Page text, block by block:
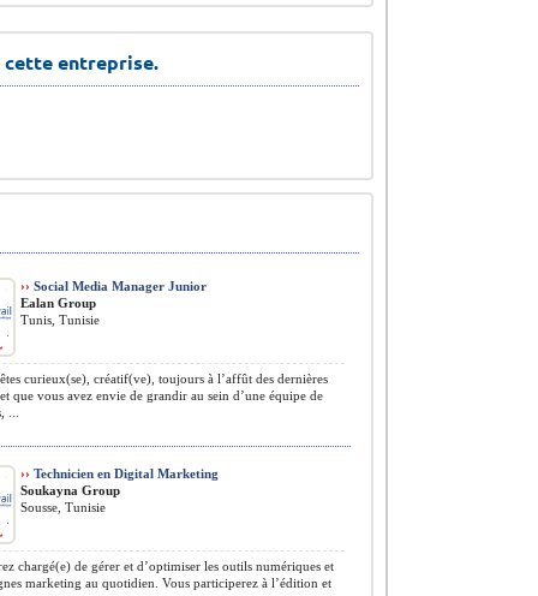
cette entreprise.
›› Social Media Manager Junior
Ealan Group
Tunis, Tunisie
curieux(se), créatif(ve), toujours à l’affût des dernières
que vous avez envie de grandir au sein d’une équipe de
...
›› Technicien en Digital Marketing
Soukayna Group
Sousse, Tunisie
chargé(e) de gérer et d’optimiser les outils numériques et
marketing au quotidien. Vous participerez à l’édition et